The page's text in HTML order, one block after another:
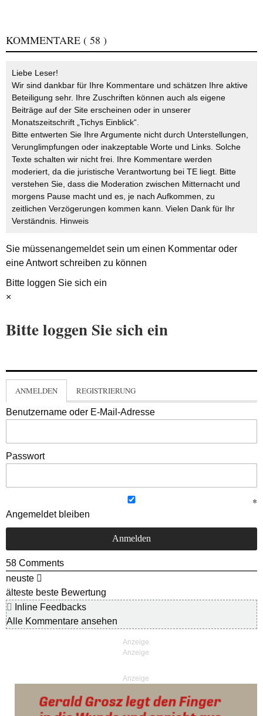
KOMMENTARE ( 58 )
Liebe Leser!
Wir sind dankbar für Ihre Kommentare und schätzen Ihre aktive
Beteiligung sehr. Ihre Zuschriften können auch als eigene
Beiträge auf der Site erscheinen oder in unserer
Monatszeitschrift „Tichys Einblick“.
Bitte entwerten Sie Ihre Argumente nicht durch Unterstellungen,
Verunglimpfungen oder inakzeptable Worte und Links. Solche
Texte schalten wir nicht frei. Ihre Kommentare werden
moderiert, da die juristische Verantwortung bei TE liegt. Bitte
verstehen Sie, dass die Moderation zwischen Mitternacht und
morgens Pause macht und es, je nach Aufkommen, zu
zeitlichen Verzögerungen kommen kann. Vielen Dank für Ihr
Verständnis. Hinweis
Sie müssenangemeldetsein um einen Kommentar oder
eine Antwort schreiben zu können
Bitte loggen Sie sich ein
×
Bitte loggen Sie sich ein
ANMELDEN REGISTRIERUNG
Benutzername oder E-Mail-Adresse
Passwort
Angemeldet bleiben
58 Comments
neuste
älteste beste Bewertung
Inline Feedbacks
Alle Kommentare ansehen
Anzeige